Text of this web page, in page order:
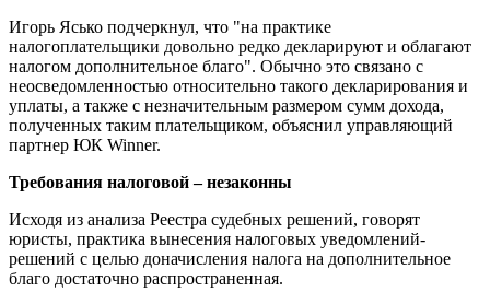
Игорь Ясько подчеркнул, что "на практике
налогоплательщики довольно редко декларируют и облагают
налогом дополнительное благо". Обычно это связано с
неосведомленностью относительно такого декларирования и
уплаты, а также с незначительным размером сумм дохода,
полученных таким плательщиком, объяснил управляющий
партнер ЮК Winner.
Требования налоговой – незаконны
Исходя из анализа Реестра судебных решений, говорят
юристы, практика вынесения налоговых уведомлений-
решений с целью доначисления налога на дополнительное
благо достаточно распространенная.